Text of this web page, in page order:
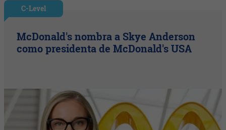
C-Level
McDonald's nombra a Skye Anderson
como presidenta de McDonald's USA